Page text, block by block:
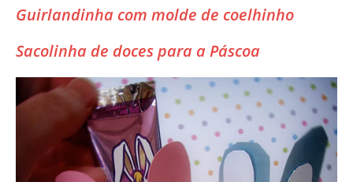
Guirlandinha com molde de coelhinho
Sacolinha de doces para a Páscoa